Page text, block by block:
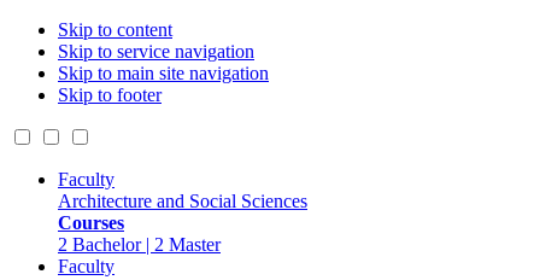
Skip to content
Skip to service navigation
Skip to main site navigation
Skip to footer
Faculty
Architecture and Social Sciences
Courses
2 Bachelor | 2 Master
Faculty